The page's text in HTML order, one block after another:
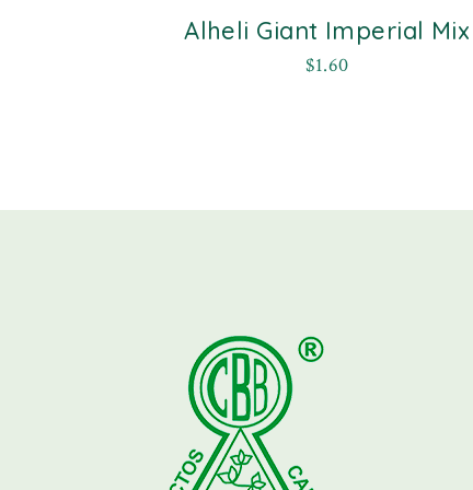
Alheli Giant Imperial Mix
$1.60